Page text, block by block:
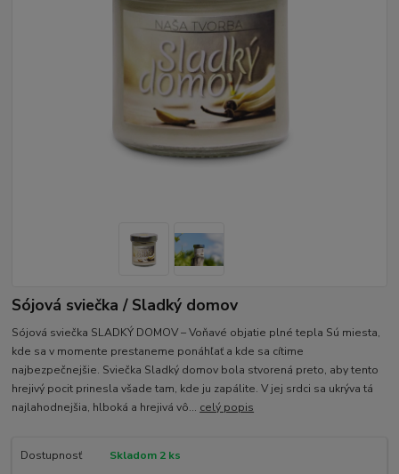
Sójová sviečka / Sladký domov
Sójová sviečka SLADKÝ DOMOV – Voňavé objatie plné tepla Sú miesta,
kde sa v momente prestaneme ponáhľať a kde sa cítime
najbezpečnejšie. Sviečka Sladký domov bola stvorená preto, aby tento
hrejivý pocit prinesla všade tam, kde ju zapálite. V jej srdci sa ukrýva tá
najlahodnejšia, hlboká a hrejivá vô... celý popis
Dostupnosť Skladom 2 ks